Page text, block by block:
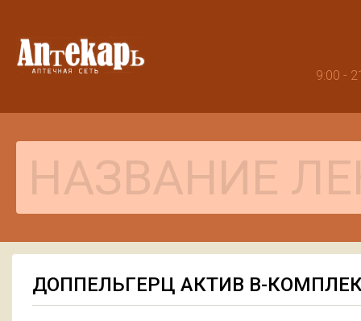
9:00 -
ДОППЕЛЬГЕРЦ АКТИВ B-